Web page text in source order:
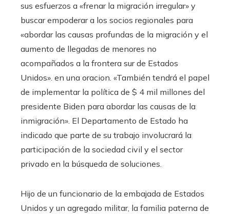
sus esfuerzos a «frenar la migración irregular» y
buscar empoderar a los socios regionales para
«abordar las causas profundas de la migración y el
aumento de llegadas de menores no
acompañados a la frontera sur de Estados
Unidos». en una oracion. «También tendrá el papel
de implementar la política de $ 4 mil millones del
presidente Biden para abordar las causas de la
inmigración». El Departamento de Estado ha
indicado que parte de su trabajo involucrará la
participación de la sociedad civil y el sector
privado en la búsqueda de soluciones.
Hijo de un funcionario de la embajada de Estados
Unidos y un agregado militar, la familia paterna de